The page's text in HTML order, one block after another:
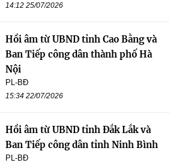
14:12 25/07/2026
Hồi âm từ UBND tỉnh Cao Bằng và
Ban Tiếp công dân thành phố Hà
Nội
PL-BĐ
15:34 22/07/2026
Hồi âm từ UBND tỉnh Đắk Lắk và
Ban Tiếp công dân tỉnh Ninh Bình
PL-BĐ